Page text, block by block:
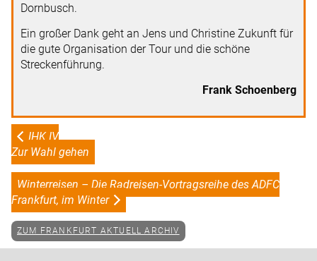
Dornbusch.
Ein großer Dank geht an Jens und Christine Zukunft für
die gute Organisation der Tour und die schöne
Streckenführung.
Frank Schoenberg
IHK IV
Zur Wahl gehen
Winterreisen – Die Radreisen-Vortragsreihe des ADFC
Frankfurt, im Winter
ZUM FRANKFURT AKTUELL ARCHIV